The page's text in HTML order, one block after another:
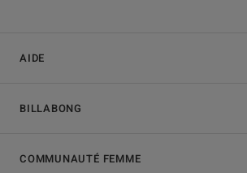
AIDE
BILLABONG
COMMUNAUTÉ FEMME